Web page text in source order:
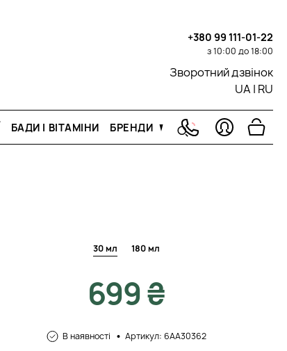
+380 99 111-01-22
з 10:00 до 18:00
Зворотний дзвінок
UA | RU
БАДИ І ВІТАМІНИ БРЕНДИ
30 мл 180 мл
699 ₴
В наявності Артикул: 6AA30362